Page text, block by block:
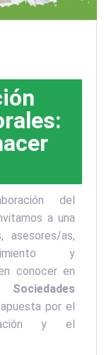
del
a una
asesores/as,
y
conocer en
Sociedades
por el
y el